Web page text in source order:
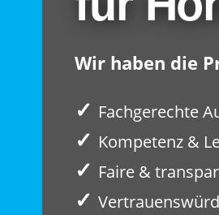
Wir haben die
✓ Fachgerechte
✓ Kompetenz &
✓ Faire &
✓